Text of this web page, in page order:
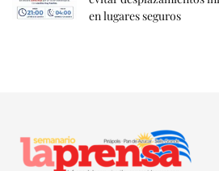
en lugares seguros